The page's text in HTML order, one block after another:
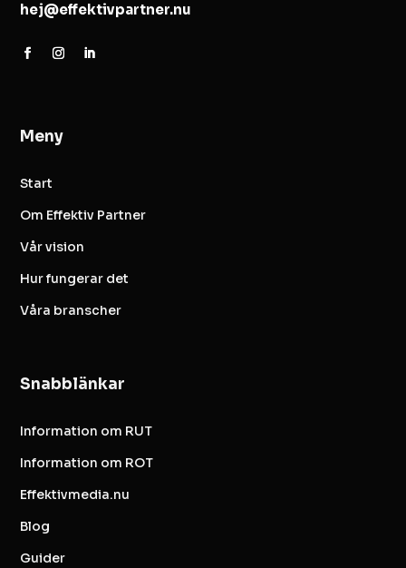
hej@effektivpartner.nu
Meny
Start
Om Effektiv Partner
Vår vision
Hur fungerar det
Våra branscher
Snabblänkar
Information om RUT
Information om ROT
Effektivmedia.nu
Blog
Guider